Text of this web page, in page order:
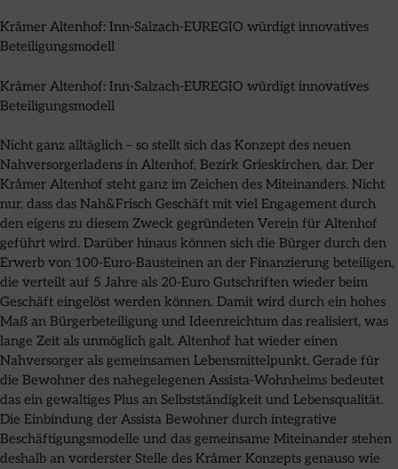
Kråmer Altenhof: Inn-Salzach-EUREGIO würdigt innovatives
Beteiligungsmodell
Kråmer Altenhof: Inn-Salzach-EUREGIO würdigt innovatives
Beteiligungsmodell
Nicht ganz alltäglich – so stellt sich das Konzept des neuen
Nahversorgerladens in Altenhof, Bezirk Grieskirchen, dar. Der
Kråmer Altenhof steht ganz im Zeichen des Miteinanders. Nicht
nur, dass das Nah&Frisch Geschäft mit viel Engagement durch
den eigens zu diesem Zweck gegründeten Verein für Altenhof
geführt wird. Darüber hinaus können sich die Bürger durch den
Erwerb von 100-Euro-Bausteinen an der Finanzierung beteiligen,
die verteilt auf 5 Jahre als 20-Euro Gutschriften wieder beim
Geschäft eingelöst werden können. Damit wird durch ein hohes
Maß an Bürgerbeteiligung und Ideenreichtum das realisiert, was
lange Zeit als unmöglich galt. Altenhof hat wieder einen
Nahversorger als gemeinsamen Lebensmittelpunkt. Gerade für
die Bewohner des nahegelegenen Assista-Wohnheims bedeutet
das ein gewaltiges Plus an Selbstständigkeit und Lebensqualität.
Die Einbindung der Assista Bewohner durch integrative
Beschäftigungsmodelle und das gemeinsame Miteinander stehen
deshalb an vorderster Stelle des Kråmer Konzepts genauso wie